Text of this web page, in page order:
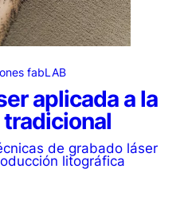
fabLAB
aplicada a la
de grabado láser
litográfica